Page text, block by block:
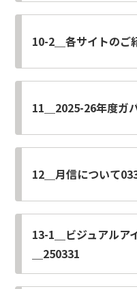
10-2＿各サイトのご
11＿2025-26年度ガ
12＿月信について
13-1＿ビジュアルア
＿250331